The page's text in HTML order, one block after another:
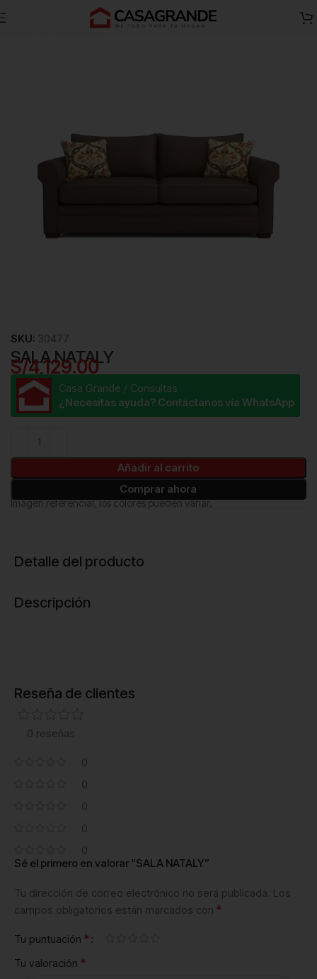
Skip to navigation
Skip to main content
Salas A
SALA NATALY
SKU: 30477
S/4,129.00
Casa Grande / Consultas
¿Necesitas ayuda? Contáctanos vía WhatsApp
Añadir al carrito
Comprar ahora
Imágen referencial, los colores pueden variar.
Detalle del producto
Descripción
Reseña de clientes
0 reseñas
0
0
0
0
0
Sé el primero en valorar “SALA NATALY”
Tu dirección de correo electrónico no será publicada. Los
campos obligatorios están marcados con *
Tu puntuación *
Tu valoración *